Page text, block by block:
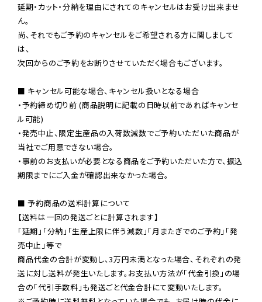
延期・カット・分納を理由にされてのキャンセルはお受け出来ませ
ん。
尚、それでもご予約のキャンセルをご希望される方に関しまして
は、
次回からのご予約をお断りさせていただく場合もございます。
■ キャンセル可能な場合、キャンセル扱いとなる場合
・予約締め切り前 (商品説明に記載の日時以前であればキャンセ
ル可能)
・発売中止、限定生産品の入荷数減数でご予約いただいた商品が
当社でご用意できない場合。
・事前のお支払いが必要となる商品をご予約いただいた方で、振込
期限までにご入金が確認出来なかった場合。
■ 予約商品の送料計算について
【送料は一回の発送ごとに計算されます】
「延期」「分納」「生産上限に伴う減数」「月またぎでのご予約」「発
売中止」等で
商品代金の合計が変動し、3万円未満となった場合、それぞれの発
送に対し送料が発生いたします。お支払い方法が「代金引換」の場